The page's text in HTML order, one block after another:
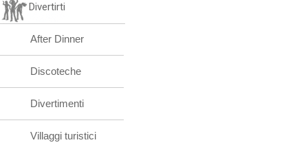
Divertirti
After Dinner
Discoteche
Divertimenti
Villaggi turistici